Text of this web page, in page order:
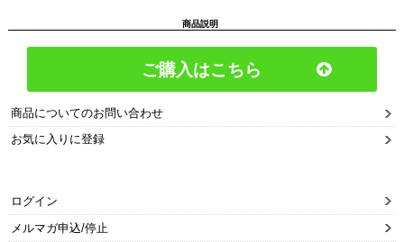
商品説明
ご購入はこちら
商品についてのお問い合わせ
お気に入りに登録
ログイン
メルマガ申込/停止